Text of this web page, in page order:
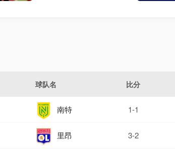
球队名 比分
南特 1-1
里昂 3-2